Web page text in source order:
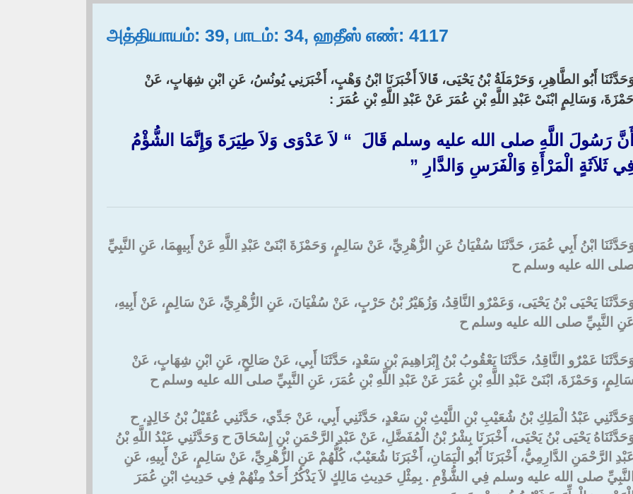
அத்தியாயம்: 39, பாடம்: 34, ஹதீஸ் எண்: 4117
أَبُو الطَّاهِرِ، وَحَرْمَلَةُ بْنُ يَحْيَى، قَالاَ أَخْبَرَنَا ابْنُ وَهْبٍ، أَخْبَرَنِي يُونُسُ، عَنِ ابْنِ شِهَابٍ، عَنْ
وَسَالِمٍ ابْنَىْ عَبْدِ اللَّهِ بْنِ عُمَرَ عَنْ عَبْدِ اللَّهِ بْنِ عُمَرَ :‏
رَسُولَ اللَّهِ صلى الله عليه وسلم قَالَ ‏ “‏ لاَ عَدْوَى وَلاَ طِيَرَةَ وَإِنَّمَا الشُّؤْمُ
ثَلاَثَةٍ الْمَرْأَةِ وَالْفَرَسِ وَالدَّارِ ‏”‏
ابْنُ أَبِي عُمَرَ، حَدَّثَنَا سُفْيَانُ عَنِ الزُّهْرِيِّ، عَنْ سَالِمٍ، وَحَمْزَةَ ابْنَىْ عَبْدِ اللَّهِ عَنْ أَبِيهِمَا، عَنِ النَّبِيِّ
الله عليه وسلم ح
يَحْيَى بْنُ يَحْيَى، وَعَمْرٌو النَّاقِدُ، وَزُهَيْرُ بْنُ حَرْبٍ، عَنْ سُفْيَانَ، عَنِ الزُّهْرِيِّ، عَنْ سَالِمٍ، عَنْ أَبِيهِ،
النَّبِيِّ صلى الله عليه وسلم ح
عَمْرٌو النَّاقِدُ، حَدَّثَنَا يَعْقُوبُ بْنُ إِبْرَاهِيمَ بْنِ سَعْدٍ، حَدَّثَنَا أَبِي، عَنْ صَالِحٍ، عَنِ ابْنِ شِهَابٍ، عَنْ
وَحَمْزَةَ، ابْنَىْ عَبْدِ اللَّهِ بْنِ عُمَرَ عَنْ عَبْدِ اللَّهِ بْنِ عُمَرَ، عَنِ النَّبِيِّ صلى الله عليه وسلم ح
عَبْدُ الْمَلِكِ بْنُ شُعَيْبِ بْنِ اللَّيْثِ بْنِ سَعْدٍ، حَدَّثَنِي أَبِي، عَنْ جَدِّي، حَدَّثَنِي عُقَيْلُ بْنُ خَالِدٍ، ح
يَحْيَى بْنُ يَحْيَى، أَخْبَرَنَا بِشْرُ بْنُ الْمُفَضَّلِ، عَنْ عَبْدِ الرَّحْمَنِ بْنِ إِسْحَاقَ ح وَحَدَّثَنِي عَبْدُ اللَّهِ بْنُ
الرَّحْمَنِ الدَّارِمِيُّ، أَخْبَرَنَا أَبُو الْيَمَانِ، أَخْبَرَنَا شُعَيْبٌ، كُلُّهُمْ عَنِ الزُّهْرِيِّ، عَنْ سَالِمٍ، عَنْ أَبِيهِ، عَنِ
صلى الله عليه وسلم فِي الشُّؤْمِ ‏.‏ بِمِثْلِ حَدِيثِ مَالِكٍ لاَ يَذْكُرُ أَحَدٌ مِنْهُمْ فِي حَدِيثِ ابْنِ عُمَرَ